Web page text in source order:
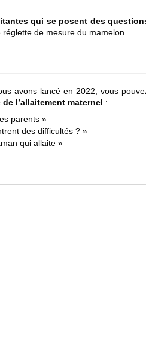
qui se posent des
de mesure du mamelon.
avons lancé en 2022, vous
l’allaitement maternel :
parents »
des difficultés ? »
qui allaite »